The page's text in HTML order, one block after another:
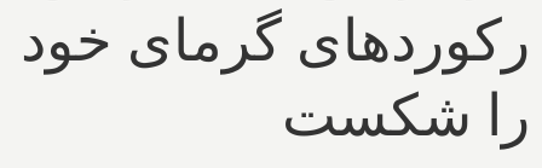
رکوردهای گرمای خود
را شکست